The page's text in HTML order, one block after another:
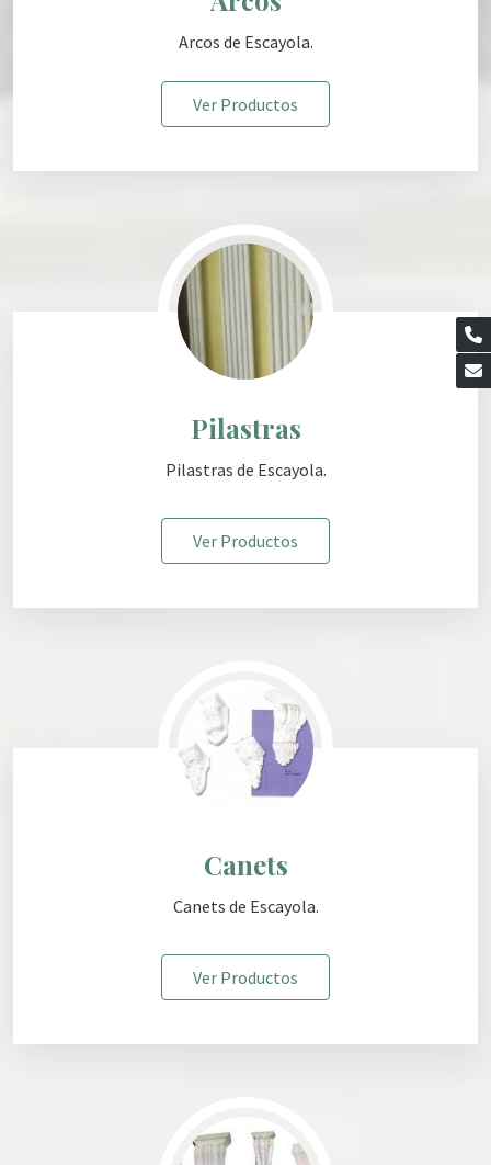
Arcos de Escayola.
Ver Productos
Pilastras
Pilastras de Escayola.
Ver Productos
Canets
Canets de Escayola.
Ver Productos